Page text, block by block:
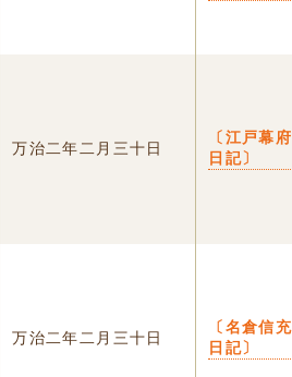
万治二年二月三十日
〔江戸幕府
日記〕
万治二年二月三十日
〔名倉信充
日記〕